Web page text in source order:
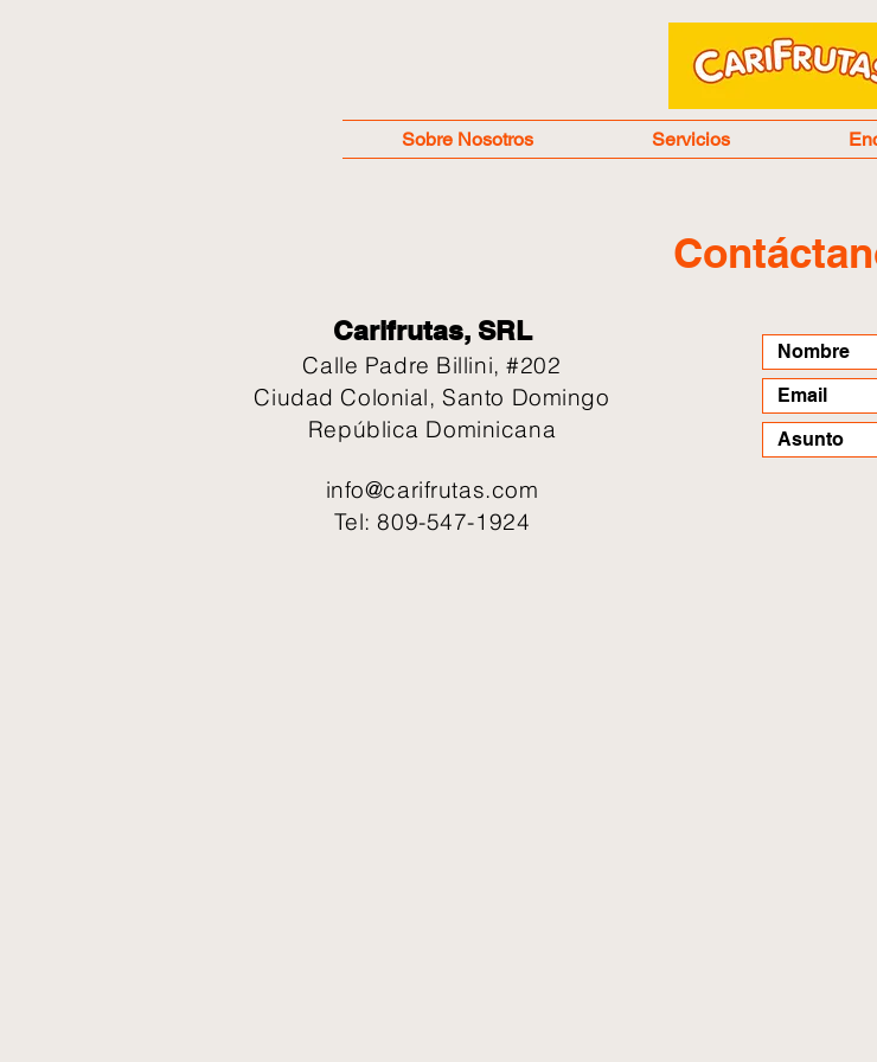
Sobre Nosotros Servicios
Carifrutas, SRL
Calle Padre Billini, #202
Ciudad Colonial, Santo Domingo
República Dominicana
info@carifrutas.com
Tel: 809-547-1924